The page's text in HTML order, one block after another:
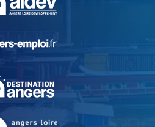
, Ouvre une nouvelle
, Ouvre une nouvelle